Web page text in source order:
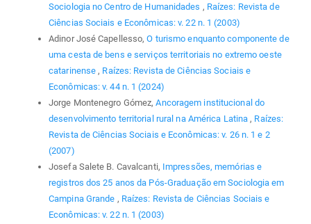
Sociologia no Centro de Humanidades , Raízes: Revista de
Ciências Sociais e Econômicas: v. 22 n. 1 (2003)
Adinor José Capellesso,O turismo enquanto componente de
uma cesta de bens e serviços territoriais no extremo oeste
catarinense , Raízes: Revista de Ciências Sociais e
Econômicas: v. 44 n. 1 (2024)
Jorge Montenegro Gómez,Ancoragem institucional do
desenvolvimento territorial rural na América Latina , Raízes:
Revista de Ciências Sociais e Econômicas: v. 26 n. 1 e 2
(2007)
Josefa Salete B. Cavalcanti, Impressões, memórias e
registros dos 25 anos da Pós-Graduação em Sociologia em
Campina Grande , Raízes: Revista de Ciências Sociais e
Econômicas: v. 22 n. 1 (2003)